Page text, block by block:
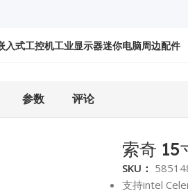
入式工控机工业显示器迷你电脑周边配件
参数 评论
索奇 15
SKU：
支持intel